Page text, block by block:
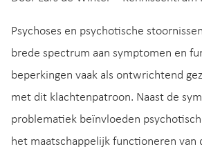
Psychoses en psychotische
brede spectrum aan symptomen en
beperkingen vaak als ontwrichtend
met dit klachtenpatroon. Naast de
problematiek beïnvloeden
het maatschappelijk functioneren van